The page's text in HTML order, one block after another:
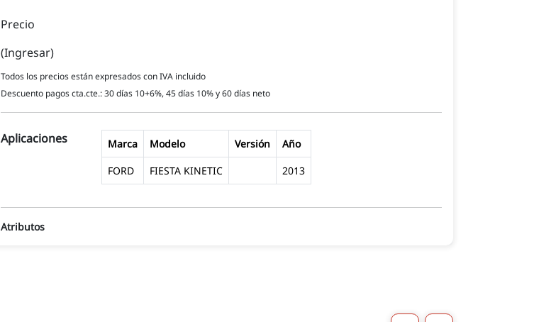
Precio
(Ingresar)
Todos los precios están expresados con IVA incluido
Descuento pagos cta.cte.: 30 días 10+6%, 45 días 10% y 60 días neto
Aplicaciones Marca Modelo Versión
Año
FORD
FIESTA KINETIC 2013
Atributos